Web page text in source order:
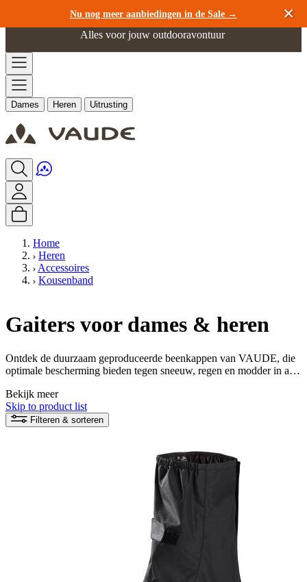
Nu nog meer aanbiedingen in de Sale →
Ga naar de inhoud
Alles voor jouw outdooravontuur
Dames Heren Uitrusting
Home
Heren
Accessoires
Kousenband
Gaiters voor dames & heren
Ontdek de duurzaam geproduceerde beenkappen van VAUDE, die
optimale bescherming bieden tegen sneeuw, regen en modder in alle
en beleef je outdooravonturen met droge voeten.
Bekijk meer
Skip to product list
Filteren & sorteren